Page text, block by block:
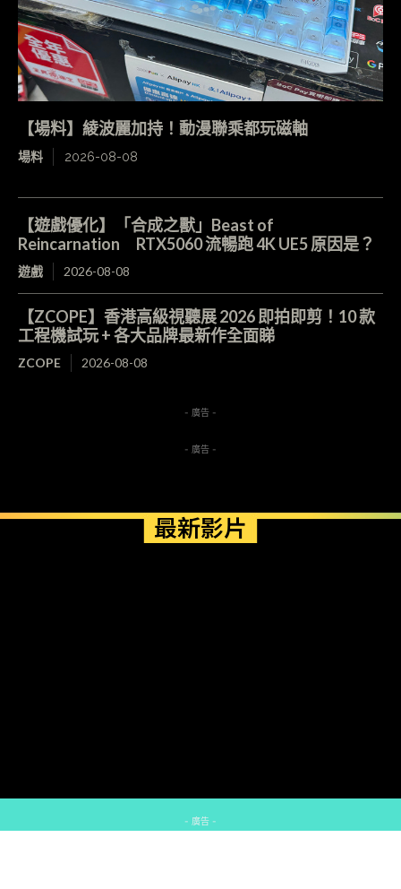
【場料】綾波麗加持！動漫聯乘都玩磁軸
場料 2026-08-08
【遊戲優化】「合成之獸」Beast of
Reincarnation RTX5060 流暢跑 4K UE5 原因是？
遊戲 2026-08-08
【ZCOPE】香港高級視聽展 2026 即拍即剪！10 款
工程機試玩 + 各大品牌最新作全面睇
ZCOPE 2026-08-08
- 廣告 -
- 廣告 -
最新影片
- 廣告 -